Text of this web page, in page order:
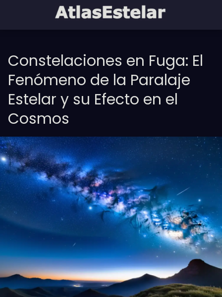
Constelaciones en Fuga: El
Fenómeno de la Paralaje
Estelar y su Efecto en el
Cosmos